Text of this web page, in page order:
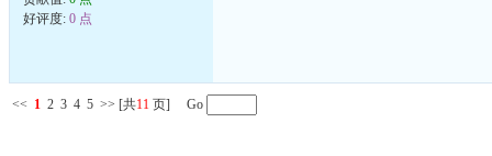
好评度: 0 点
<< 1 2 3 4 5 >> [共11 页] Go